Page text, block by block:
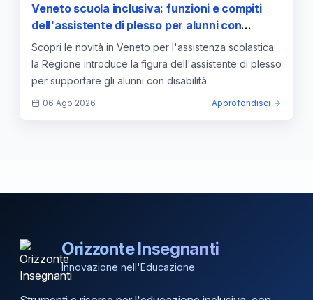
Veneto scuola inclusiva: funzioni e compiti
dell'assistente di plesso per alunni con
disabilità
Scopri le novità in Veneto per l'assistenza scolastica:
la Regione introduce la figura dell'assistente di plesso
per supportare gli alunni con disabilità.
06 Ago 2026 Approfondisci
Orizzonte Insegnanti
Innovazione nell'Educazione